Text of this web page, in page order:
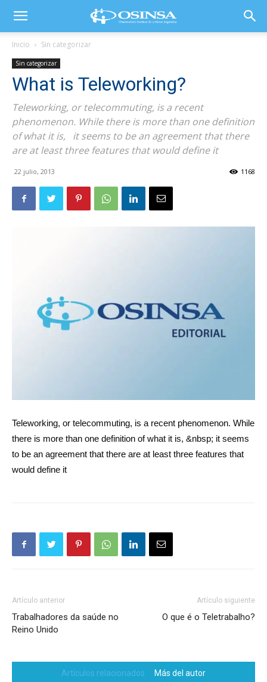
Inicio Sin categorizar
Sin categorizar
What is Teleworking?
Teleworking, or telecommuting, is a recent
phenomenon. While there is more than one definition
of what it is, it seems to be an agreement that there
are at least three features that would define it
22 julio, 2013 1168
Teleworking, or telecommuting, is a recent phenomenon. While
there is more than one definition of what it is, &nbsp; it seems
to be an agreement that there are at least three features that
would define it
Artículo anterior
Trabalhadores da saúde no
Reino Unido
Artículo siguiente
O que é o Teletrabalho?
Artículos relacionados Más del autor